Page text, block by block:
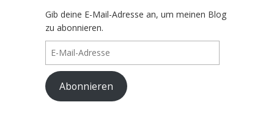
Gib deine E-Mail-Adresse an, um meinen Blog
zu abonnieren.
Adresse
Abonnieren